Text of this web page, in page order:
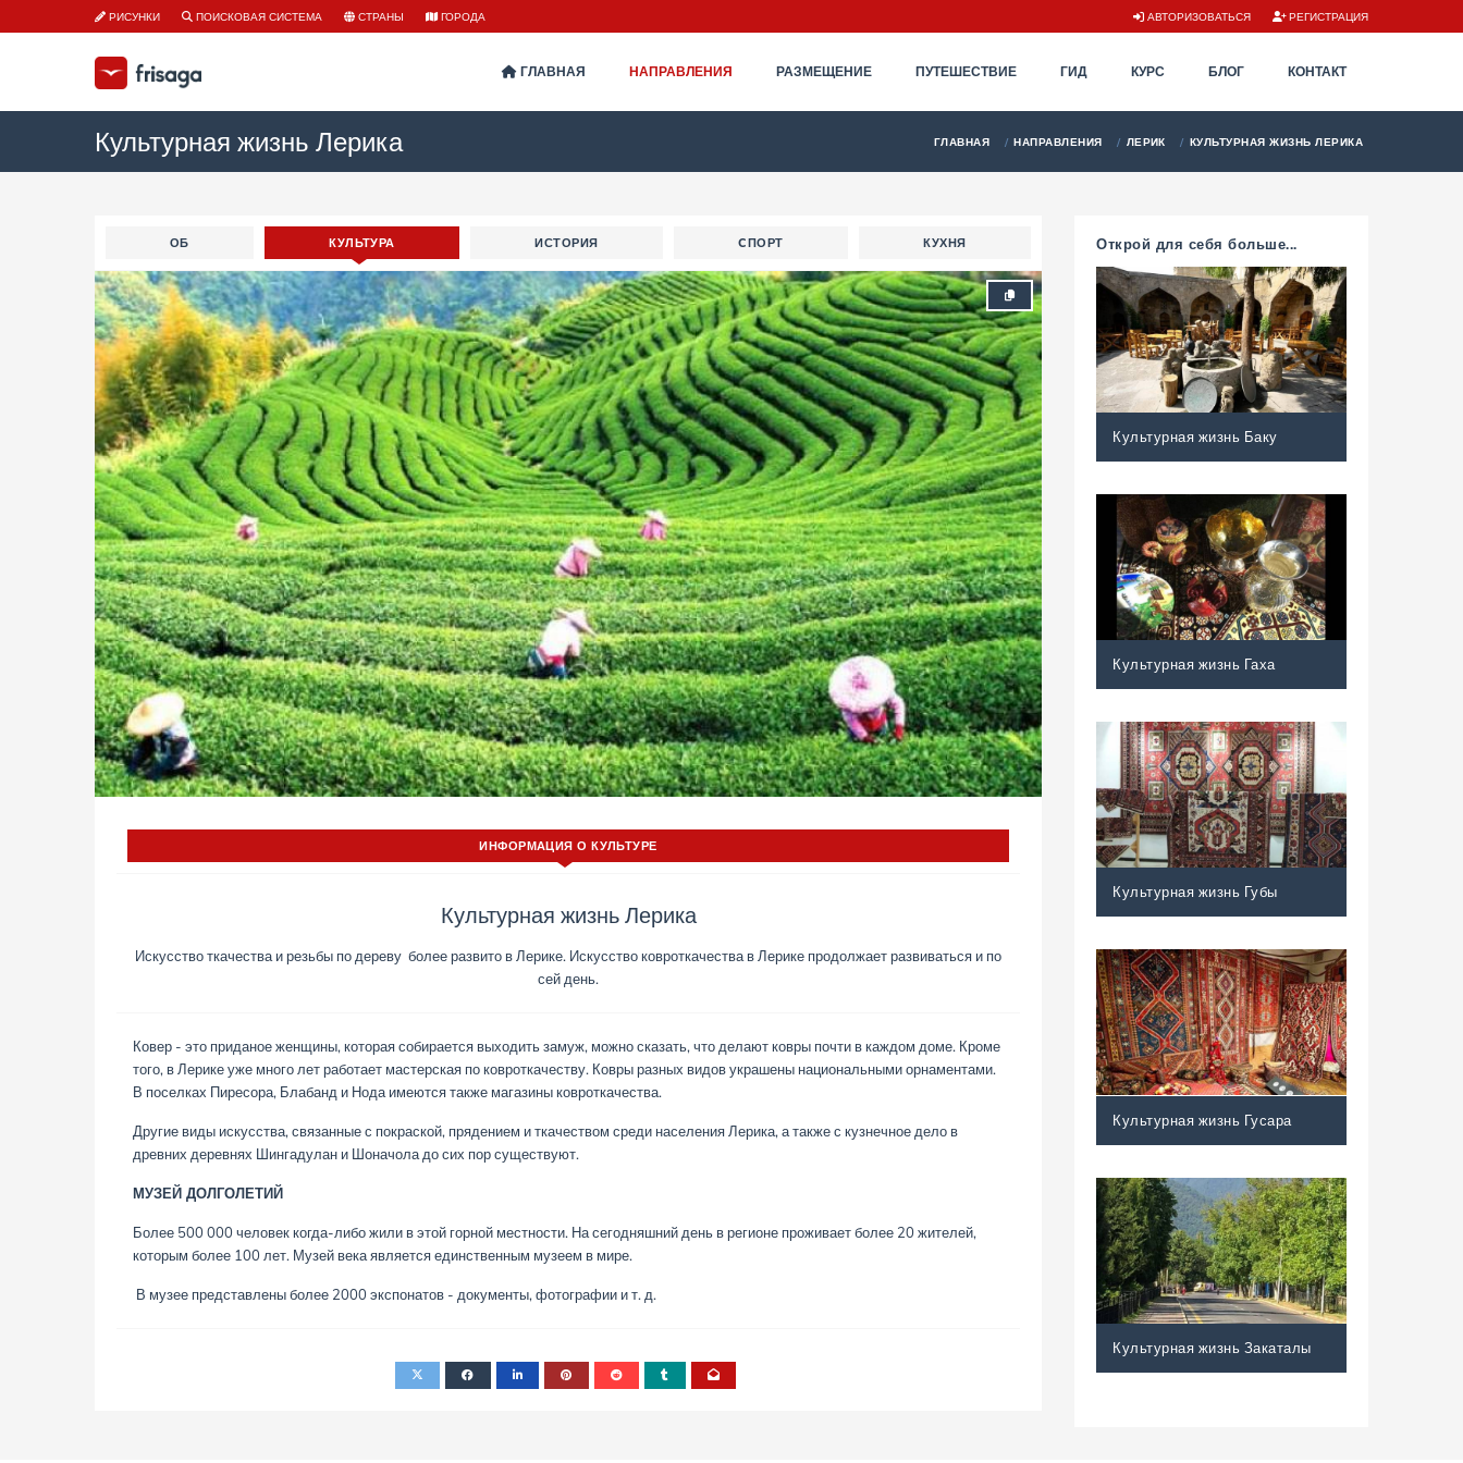
РИСУНКИ ПОИСКОВАЯ СИСТЕМА СТРАНЫ ГОРОДА АВТОРИЗОВАТЬСЯ РЕГИСТРАЦИЯ
ГЛАВНАЯ НАПРАВЛЕНИЯ РАЗМЕЩЕНИЕ ПУТЕШЕСТВИЕ ГИД КУРС БЛОГ КОНТАКТ
Культурная жизнь Лерика ГЛАВНАЯ НАПРАВЛЕНИЯ ЛЕРИК КУЛЬТУРНАЯ ЖИЗНЬ ЛЕРИКА
ОБ КУЛЬТУРА ИСТОРИЯ CПОРТ КУХНЯ
ИНФОРМАЦИЯ О КУЛЬТУРЕ
Культурная жизнь Лерика
Искусство ткачества и резьбы по дереву более развито в Лерике. Искусство ковроткачества в Лерике продолжает развиваться и по
сей день.
Ковер - это приданое женщины, которая собирается выходить замуж, можно сказать, что делают ковры почти в каждом доме. Кроме
того, в Лерике уже много лет работает мастерская по ковроткачеству. Ковры разных видов украшены национальными орнаментами.
В поселках Пиресора, Блабанд и Нода имеются также магазины ковроткачества.
Другие виды искусства, связанные с покраской, прядением и ткачеством среди населения Лерика, а также с кузнечное дело в
древних деревнях Шингадулан и Шоначола до сих пор существуют.
МУЗЕЙ ДОЛГОЛЕТИЙ
Более 500 000 человек когда-либо жили в этой горной местности. На сегодняшний день в регионе проживает более 20 жителей,
которым более 100 лет. Музей века является единственным музеем в мире.
В музее представлены более 2000 экспонатов - документы, фотографии и т. д.
Открой для себя больше...
Культурная жизнь Баку
Культурная жизнь Гаха
Культурная жизнь Губы
Культурная жизнь Гусара
Культурная жизнь Закаталы